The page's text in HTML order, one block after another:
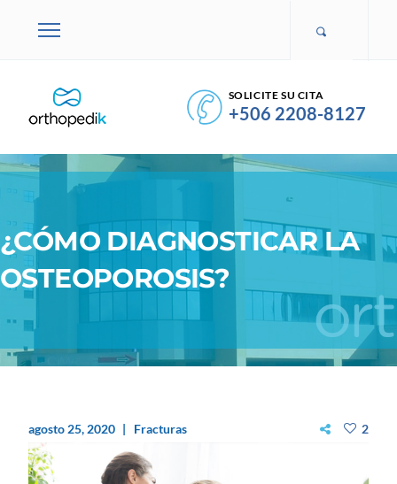
SOLICITE SU CITA
+506 2208-8127
¿CÓMO DIAGNOSTICAR LA
OSTEOPOROSIS?
agosto 25, 2020 Fracturas 2